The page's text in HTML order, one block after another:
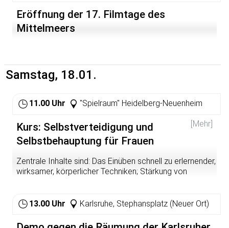
Eröffnung der 17. Filmtage des
Mittelmeers
Samstag, 18.01.
11.00 Uhr "Spielraum" Heidelberg-Neuenheim
[Mehr]
Kurs: Selbstverteidigung und
Selbstbehauptung für Frauen
Zentrale Inhalte sind: Das Einüben schnell zu erlernender,
wirksamer, körperlicher Techniken; Stärkung von
zur Wehr zu setzen; Information und Diskussion über
Übungen zur Erlangung innerer Stärke und Kontrolle ;
13.00 Uhr Karlsruhe, Stephansplatz (Neuer Ort)